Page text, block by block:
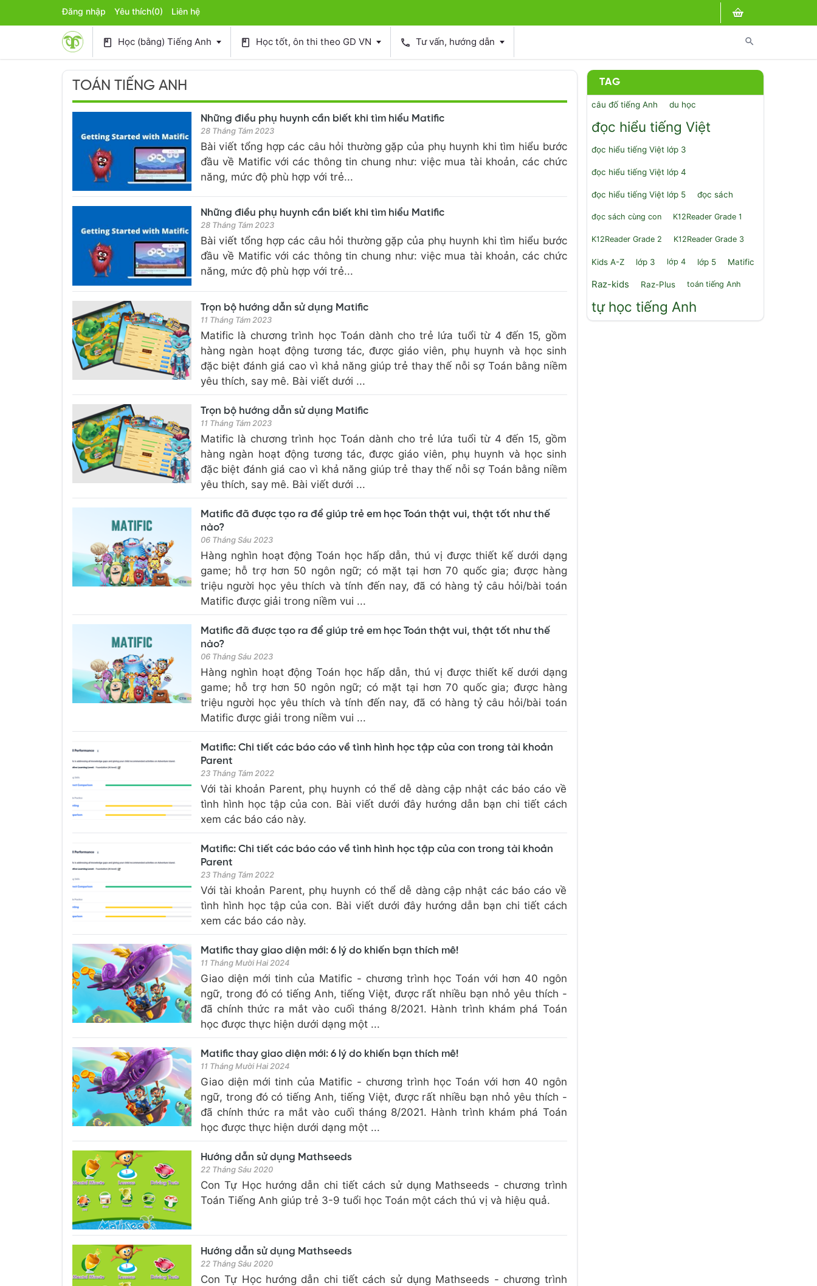
Đăng nhập Yêu thích(0) Liên hệ
search
book Học (bằng) Tiếng Anh book Học tốt, ôn thi theo GD VN phone Tư vấn, hướng dẫn
TOÁN TIẾNG ANH
Những điều phụ huynh cần biết khi tìm hiểu Matific
28 Tháng Tám 2023
Bài viết tổng hợp các câu hỏi thường gặp của phụ huynh khi tìm hiểu bước
đầu về Matific với các thông tin chung như: việc mua tài khoản, các chức
năng, mức độ phù hợp với trẻ...
Những điều phụ huynh cần biết khi tìm hiểu Matific
28 Tháng Tám 2023
Bài viết tổng hợp các câu hỏi thường gặp của phụ huynh khi tìm hiểu bước
đầu về Matific với các thông tin chung như: việc mua tài khoản, các chức
năng, mức độ phù hợp với trẻ...
Trọn bộ hướng dẫn sử dụng Matific
11 Tháng Tám 2023
Matific là chương trình học Toán dành cho trẻ lứa tuổi từ 4 đến 15, gồm
hàng ngàn hoạt động tương tác, được giáo viên, phụ huynh và học sinh
đặc biệt đánh giá cao vì khả năng giúp trẻ thay thế nỗi sợ Toán bằng niềm
yêu thích, say mê. Bài viết dưới ...
Trọn bộ hướng dẫn sử dụng Matific
11 Tháng Tám 2023
Matific là chương trình học Toán dành cho trẻ lứa tuổi từ 4 đến 15, gồm
hàng ngàn hoạt động tương tác, được giáo viên, phụ huynh và học sinh
đặc biệt đánh giá cao vì khả năng giúp trẻ thay thế nỗi sợ Toán bằng niềm
yêu thích, say mê. Bài viết dưới ...
Matific đã được tạo ra để giúp trẻ em học Toán thật vui, thật tốt như thế
nào?
06 Tháng Sáu 2023
Hàng nghìn hoạt động Toán học hấp dẫn, thú vị được thiết kế dưới dạng
game; hỗ trợ hơn 50 ngôn ngữ; có mặt tại hơn 70 quốc gia; được hàng
triệu người học yêu thích và tính đến nay, đã có hàng tỷ câu hỏi/bài toán
Matific được giải trong niềm vui ...
Matific đã được tạo ra để giúp trẻ em học Toán thật vui, thật tốt như thế
nào?
06 Tháng Sáu 2023
Hàng nghìn hoạt động Toán học hấp dẫn, thú vị được thiết kế dưới dạng
game; hỗ trợ hơn 50 ngôn ngữ; có mặt tại hơn 70 quốc gia; được hàng
triệu người học yêu thích và tính đến nay, đã có hàng tỷ câu hỏi/bài toán
Matific được giải trong niềm vui ...
Matific: Chi tiết các báo cáo về tình hình học tập của con trong tài khoản
Parent
23 Tháng Tám 2022
Với tài khoản Parent, phụ huynh có thể dễ dàng cập nhật các báo cáo về
tình hình học tập của con. Bài viết dưới đây hướng dẫn bạn chi tiết cách
xem các báo cáo này.
Matific: Chi tiết các báo cáo về tình hình học tập của con trong tài khoản
Parent
23 Tháng Tám 2022
Với tài khoản Parent, phụ huynh có thể dễ dàng cập nhật các báo cáo về
tình hình học tập của con. Bài viết dưới đây hướng dẫn bạn chi tiết cách
xem các báo cáo này.
Matific thay giao diện mới: 6 lý do khiến bạn thích mê!
11 Tháng Mười Hai 2024
Giao diện mới tinh của Matific - chương trình học Toán với hơn 40 ngôn
ngữ, trong đó có tiếng Anh, tiếng Việt, được rất nhiều bạn nhỏ yêu thích -
đã chính thức ra mắt vào cuối tháng 8/2021. Hành trình khám phá Toán
học được thực hiện dưới dạng một ...
Matific thay giao diện mới: 6 lý do khiến bạn thích mê!
11 Tháng Mười Hai 2024
Giao diện mới tinh của Matific - chương trình học Toán với hơn 40 ngôn
ngữ, trong đó có tiếng Anh, tiếng Việt, được rất nhiều bạn nhỏ yêu thích -
đã chính thức ra mắt vào cuối tháng 8/2021. Hành trình khám phá Toán
học được thực hiện dưới dạng một ...
Hướng dẫn sử dụng Mathseeds
22 Tháng Sáu 2020
Con Tự Học hướng dẫn chi tiết cách sử dụng Mathseeds - chương trình
Toán Tiếng Anh giúp trẻ 3-9 tuổi học Toán một cách thú vị và hiệu quả.
Hướng dẫn sử dụng Mathseeds
22 Tháng Sáu 2020
Con Tự Học hướng dẫn chi tiết cách sử dụng Mathseeds - chương trình
TAG
câu đố tiếng Anh du học
đọc hiểu tiếng Việt
đọc hiểu tiếng Việt lớp 3
đọc hiểu tiếng Việt lớp 4
đọc hiểu tiếng Việt lớp 5 đọc sách
đọc sách cùng con K12Reader Grade 1
K12Reader Grade 2 K12Reader Grade 3
Kids A-Z lớp 3 lớp 4 lớp 5 Matific
Raz-kids Raz-Plus toán tiếng Anh
tự học tiếng Anh